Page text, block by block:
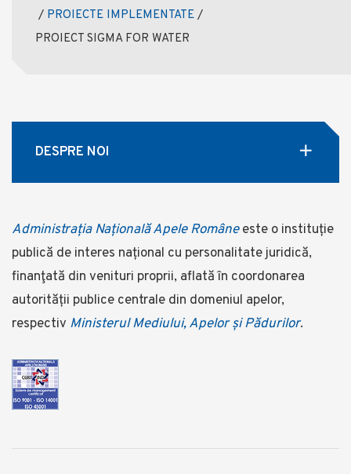
/ PROIECTE IMPLEMENTATE /
PROIECT SIGMA FOR WATER
DESPRE NOI
Administrația Națională Apele Româneeste o instituție
publică de interes național cu personalitate juridică,
finanţată din venituri proprii, aflată în coordonarea
autorității publice centrale din domeniul apelor,
respectiv Ministerul Mediului, Apelor și Pădurilor.